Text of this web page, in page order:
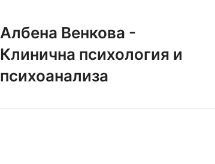
Албена Венкова -
Клинична психология и
психоанализа